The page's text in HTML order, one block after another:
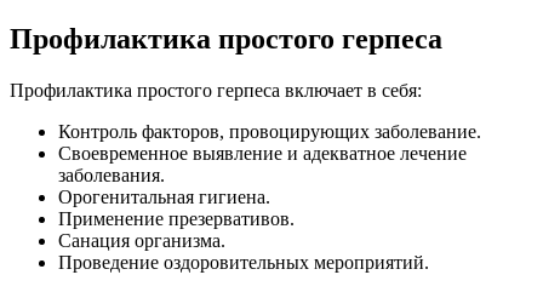
Профилактика простого герпеса
Профилактика простого герпеса включает в себя:
Контроль факторов, провоцирующих заболевание.
Своевременное выявление и адекватное лечение
заболевания.
Орогенитальная гигиена.
Применение презервативов.
Санация организма.
Проведение оздоровительных мероприятий.